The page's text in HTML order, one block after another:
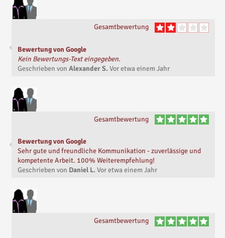
Gesamtbewertung
Bewertung von Google
Kein Bewertungs-Text eingegeben.
Geschrieben von Alexander S. Voretwa einem Jahr
Gesamtbewertung
Bewertung von Google
Sehr gute und freundliche Kommunikation - zuverlässige und
kompetente Arbeit. 100% Weiterempfehlung!
Geschrieben von Daniel L. Voretwa einem Jahr
Gesamtbewertung